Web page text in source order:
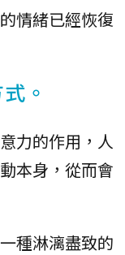
情緒已經恢復
。
力的作用，人
本身，從而會
種淋漓盡致的